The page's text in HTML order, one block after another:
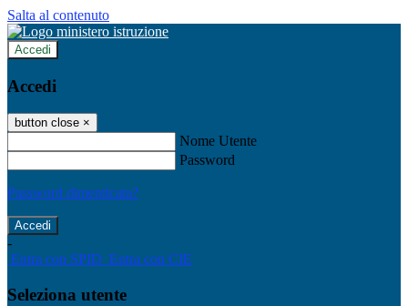
Salta al contenuto
Accedi
Accedi
button close ×
Nome Utente
Password
Password dimenticata?
-
Entra con SPID Entra con CIE
Seleziona utente